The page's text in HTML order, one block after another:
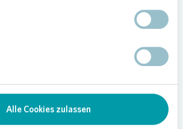
Alle Cookies zulassen
gehört auch Halla Al-Saadi mit
Die Familie zog im Oktober 2020 in
„Dank der Stadt Leipzig
Zuhause“, freut sich Halla Al-Saadi.